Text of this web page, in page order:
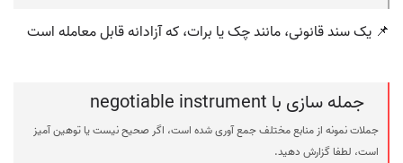
📌 یک سند قانونی، مانند چک یا برات، که آزادانه قابل معامله است
جمله سازی با negotiable instrument
جملات نمونه از منابع مختلف جمع آوری شده است، اگر صحیح نیست یا توهین آمیز
است، لطفا گزارش دهید.